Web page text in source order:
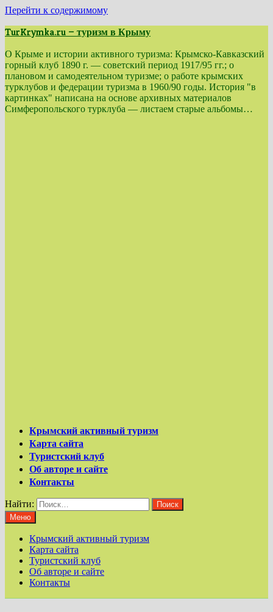
Перейти к содержимому
TurKrymka.ru — туризм в Крыму
О Крыме и истории активного туризма: Крымско-Кавказский
горный клуб 1890 г. — советский период 1917/95 гг.; о
плановом и самодеятельном туризме; о работе крымских
турклубов и федерации туризма в 1960/90 годы. История "в
картинках" написана на основе архивных материалов
Симферопольского турклуба — листаем старые альбомы…
Крымский активный туризм
Карта сайта
Туристский клуб
Об авторе и сайте
Контакты
Найти:
Меню
Крымский активный туризм
Карта сайта
Туристский клуб
Об авторе и сайте
Контакты